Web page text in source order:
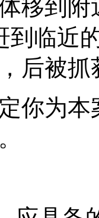
移到
到临近
后被抓
你为本